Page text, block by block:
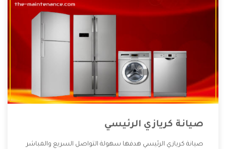
صيانة كريازي الرئيسي
صيانة كريازي الرئيسي هدفها سهولة التواصل السريع والمباشر